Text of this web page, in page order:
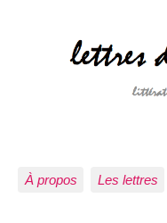
À propos Les lettres